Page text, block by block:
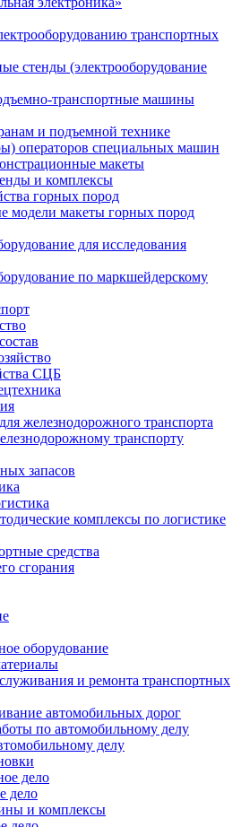
транспортных
стенды (электрооборудование
транспортные машины
и подъемной технике
операторов специальных машин
макеты
и комплексы
горных пород
модели макеты горных пород
для исследования
по маркшейдерскому
СЦБ
железнодорожного транспорта
транспорту
запасов
комплексы по логистике
средства
сгорания
оборудование
и ремонта транспортных
автомобильных дорог
по автомобильному делу
делу
дело
дело
и комплексы